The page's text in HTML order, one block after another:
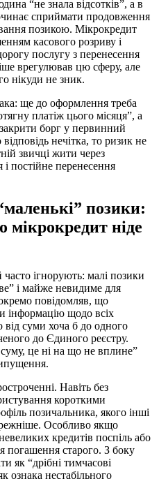
“не знала відсотків”, а в
сприймати продовження
позикою. Мікрокредит
касового розриву і
послугу з перенесення
врегулював цю сферу, але
нікуди не зник.
ще до оформлення треба
платіж цього місяця”, а
борг у первинний
нечітка, то ризик не
звичці жити через
постійне перенесення
позики:
ніде
ігнорують: малі позики
і майже невидиме для
повідомляв, що
інформацію щодо всіх
суми хоча б до одного
до Єдиного реєстру.
це ні на що не вплине”
Навіть без
короткими
позичальника, якого інші
Особливо якщо
кредитів поспіль або
погашення старого. З боку
як “дрібні тимчасові
ознака нестабільного